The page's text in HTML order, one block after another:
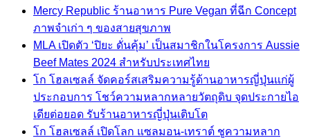
Mercy Republic ร้านอาหาร Pure Vegan ที่ฉีก Concept
ภาพจำเก่า ๆ ของสายสุขภาพ
MLA เปิดตัว ‘ปิยะ ดั่นคุ้ม’ เป็นสมาชิกในโครงการ Aussie
Beef Mates 2024 สำหรับประเทศไทย
โก โฮลเซลล์ จัดคอร์สเสริมความรู้ด้านอาหารญี่ปุ่นแก่ผู้
ประกอบการ โชว์ความหลากหลายวัตถุดิบ จุดประกายไอ
เดียต่อยอด รับร้านอาหารญี่ปุ่นเติบโต
โก โฮลเซลล์ เปิดโลก แซลมอน-เทราต์ ชูความหลาก